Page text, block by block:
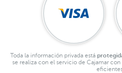
Toda la información privada está
se realiza con el servicio de Cajamar